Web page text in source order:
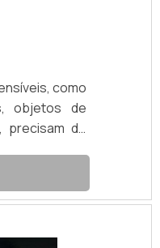
como
objetos de
precisam de
mais
de uma
todo e